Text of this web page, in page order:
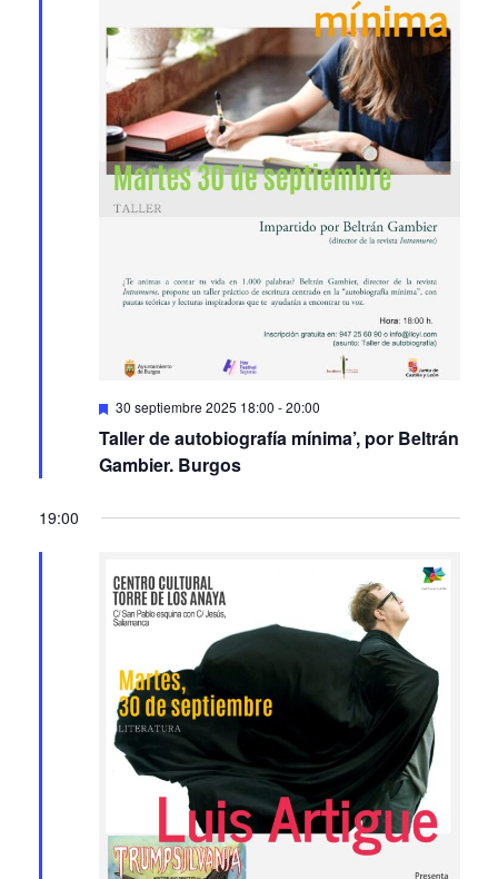
Featured
30 septiembre 2025 18:00 -20:00
Taller de autobiografía mínima’, por Beltrán
Gambier. Burgos
19:00